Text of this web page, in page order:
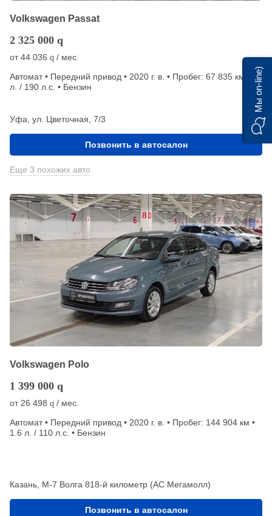
Volkswagen Passat
2 325 000 q
от44 036 q / мес.
Автомат • Передний привод • 2020 г. в. • Пробег: 67 835 км • 2
л. / 190 л.с. • Бензин
Уфа, ул. Цветочная, 7/3
Позвонить в автосалон
Еще 3 похожих авто
Volkswagen Polo
1 399 000 q
от26 498 q / мес.
Автомат • Передний привод • 2020 г. в. • Пробег: 144 904 км •
1.6 л. / 110 л.с. • Бензин
Казань, М-7 Волга 818-й километр (АС Мегамолл)
Позвонить в автосалон
Мы on-line)